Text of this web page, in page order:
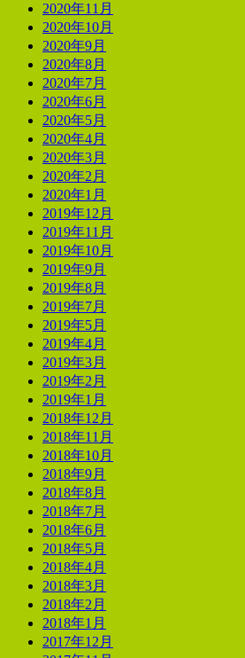
2020年11月
2020年10月
2020年9月
2020年8月
2020年7月
2020年6月
2020年5月
2020年4月
2020年3月
2020年2月
2020年1月
2019年12月
2019年11月
2019年10月
2019年9月
2019年8月
2019年7月
2019年5月
2019年4月
2019年3月
2019年2月
2019年1月
2018年12月
2018年11月
2018年10月
2018年9月
2018年8月
2018年7月
2018年6月
2018年5月
2018年4月
2018年3月
2018年2月
2018年1月
2017年12月